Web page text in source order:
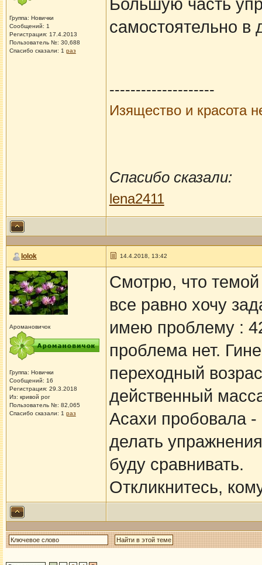
Группа: Новички
Сообщений: 1
Регистрация: 17.4.2013
Пользователь №: 30,688
Спасибо сказали: 1 раз
Большую часть
самостоятельно в
--------------------
Изящество и красота
Спасибо сказали:
lena2411
lolok 14.4.2018, 13:42
Аромановичок
Группа: Новички
Сообщений: 16
Регистрация: 29.3.2018
Из: кривой рог
Пользователь №: 82,065
Спасибо сказали: 1 раз
Смотрю, что темой
все равно хочу
имею проблему :
проблема нет.
переходный
действенный
Асахи пробовала -
делать
буду сравнивать.
Откликнитесь,